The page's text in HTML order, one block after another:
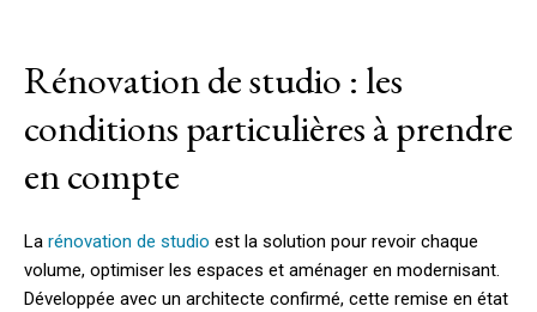
Rénovation de studio : les
conditions particulières à prendre
en compte
La rénovation de studio est la solution pour revoir chaque
volume, optimiser les espaces et aménager en modernisant.
Développée avec un architecte confirmé, cette remise en état